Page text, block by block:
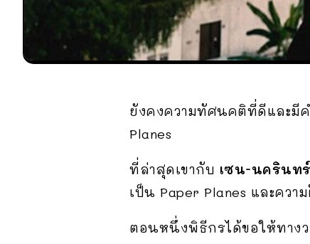
ยังคงความทัศนคติที่ดีและมี
Planes
ที่ล่าสุดเขากับ เซน-นครินท
เป็น Paper Planes และคว
ตอนหนึ่งพิธีกรได้ขอให้ทางว